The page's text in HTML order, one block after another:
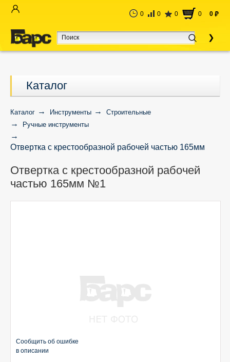
0 0 0 0 0 руб
Каталог
Каталог Инструменты
Строительные
Ручные инструменты
Отвертка с крестообразной рабочей частью 165мм
Отвертка с крестообразной рабочей
частью 165мм №1
Сообщить об ошибке
в описании